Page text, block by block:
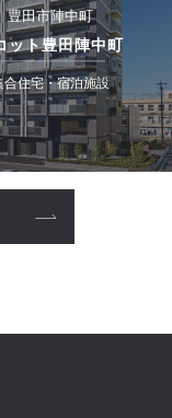
豊田市陣中町
ット豊田陣中町
合住宅・宿泊施設